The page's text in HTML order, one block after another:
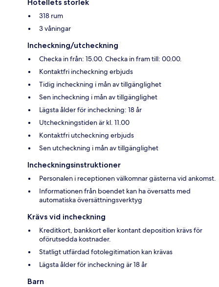
Hotellets storlek
318 rum
3 våningar
Incheckning/utcheckning
Checka in från: 15.00. Checka in fram till: 00.00.
Kontaktfri incheckning erbjuds
Tidig incheckning i mån av tillgänglighet
Sen incheckning i mån av tillgänglighet
Lägsta ålder för incheckning: 18 år
Utcheckningstiden är kl. 11.00
Kontaktfri utcheckning erbjuds
Sen utcheckning i mån av tillgänglighet
Incheckningsinstruktioner
Personalen i receptionen välkomnar gästerna vid ankomst.
Informationen från boendet kan ha översatts med
automatiska översättningsverktyg
Krävs vid incheckning
Kreditkort, bankkort eller kontant deposition krävs för
oförutsedda kostnader.
Statligt utfärdad fotolegitimation kan krävas
Lägsta ålder för incheckning är 18 år
Barn